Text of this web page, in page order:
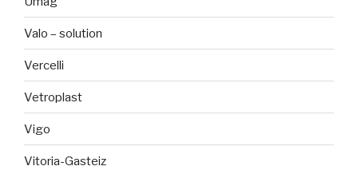
Valo – solution
Vercelli
Vetroplast
Vigo
Vitoria-Gasteiz